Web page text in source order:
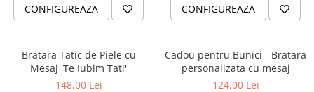
CONFIGUREAZA CONFIGUREAZA
Bratara Tatic de Piele cu
Mesaj 'Te Iubim Tati'
148,00 Lei
Cadou pentru Bunici - Bratara
personalizata cu mesaj
124,00 Lei